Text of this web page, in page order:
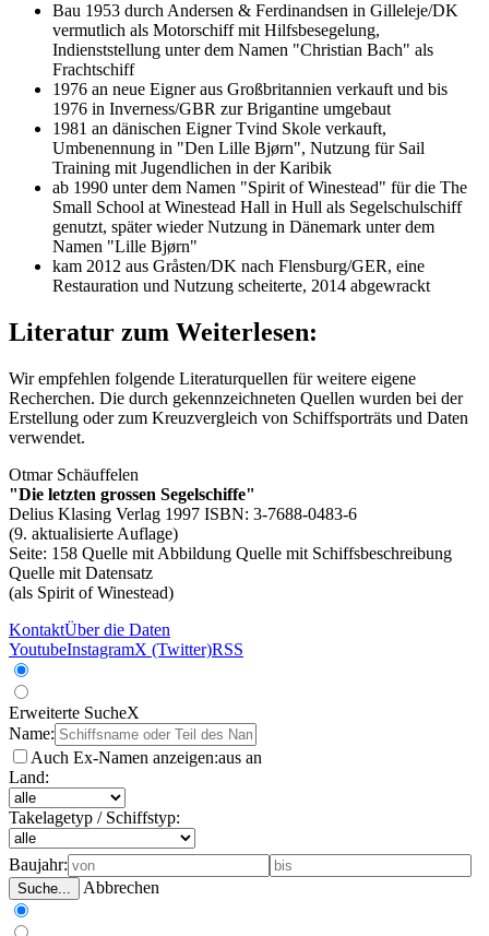
Bau 1953 durch Andersen & Ferdinandsen in Gilleleje/DK
vermutlich als Motorschiff mit Hilfsbesegelung,
Indienststellung unter dem Namen "Christian Bach" als
Frachtschiff
1976 an neue Eigner aus Großbritannien verkauft und bis
1976 in Inverness/GBR zur Brigantine umgebaut
1981 an dänischen Eigner Tvind Skole verkauft,
Umbenennung in "Den Lille Bjørn", Nutzung für Sail
Training mit Jugendlichen in der Karibik
ab 1990 unter dem Namen "Spirit of Winestead" für die The
Small School at Winestead Hall in Hull als Segelschulschiff
genutzt, später wieder Nutzung in Dänemark unter dem
Namen "Lille Bjørn"
kam 2012 aus Gråsten/DK nach Flensburg/GER, eine
Restauration und Nutzung scheiterte, 2014 abgewrackt
Literatur zum Weiterlesen:
Wir empfehlen folgende Literaturquellen für weitere eigene
Recherchen. Die durch gekennzeichneten Quellen wurden bei der
Erstellung oder zum Kreuzvergleich von Schiffsporträts und Daten
verwendet.
Otmar Schäuffelen
"Die letzten grossen Segelschiffe"
Delius Klasing Verlag 1997 ISBN: 3-7688-0483-6
(9. aktualisierte Auflage)
Seite: 158 Quelle mit Abbildung Quelle mit Schiffsbeschreibung
Quelle mit Datensatz
(als Spirit of Winestead)
KontaktÜber die Daten
YoutubeInstagramX (Twitter)RSS
Erweiterte SucheX
Name:
Auch Ex-Namen anzeigen:aus an
Land:
Takelagetyp / Schiffstyp:
Baujahr:
Suche... Abbrechen